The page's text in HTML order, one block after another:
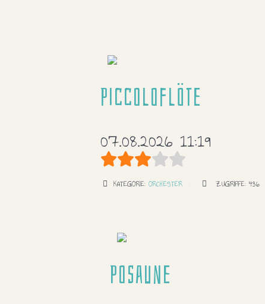
Piccoloflöte
07.08.2026 11:19
Bewertung: 3/
KATEGORIE: ORCHESTER ZUGRIFFE: 436
Posaune